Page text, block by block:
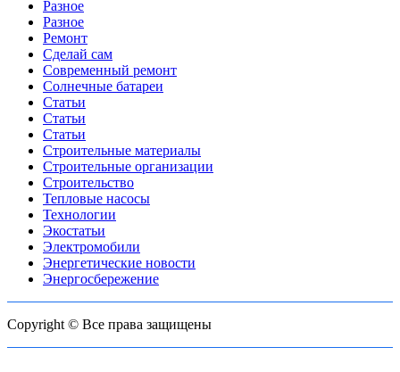
Разное
Разное
Ремонт
Сделай сам
Современный ремонт
Солнечные батареи
Статьи
Статьи
Статьи
Строительные материалы
Строительные организации
Строительство
Тепловые насосы
Технологии
Экостатьи
Электромобили
Энергетические новости
Энергосбережение
Copyright © Все права защищены